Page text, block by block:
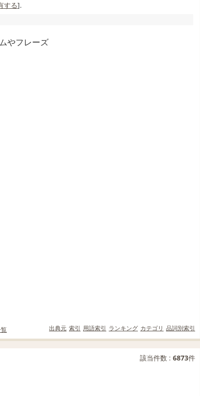
する].
やフレーズ
覧 出典元 索引 用語索引 ランキング カテゴリ 品詞別索引
該当件数 : 6873件